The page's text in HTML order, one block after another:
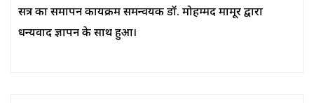
सत्र का समापन कार्यक्रम समन्वयक डॉ. मोहम्मद मामूर द्वारा
धन्यवाद ज्ञापन के साथ हुआ।